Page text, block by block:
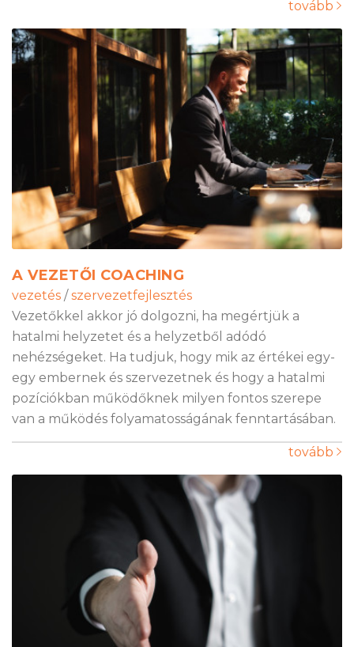
tovább
A VEZETŐI COACHING
vezetés / szervezetfejlesztés
Vezetőkkel akkor jó dolgozni, ha megértjük a
hatalmi helyzetet és a helyzetből adódó
nehézségeket. Ha tudjuk, hogy mik az értékei egy-
egy embernek és szervezetnek és hogy a hatalmi
pozíciókban működőknek milyen fontos szerepe
van a működés folyamatosságának fenntartásában.
tovább